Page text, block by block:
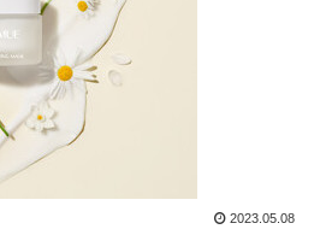
2023.05.08